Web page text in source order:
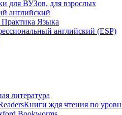
для ВУЗов, для взрослых
английский
Языка
английский (ESP)
литература
Книги ждя чтения по